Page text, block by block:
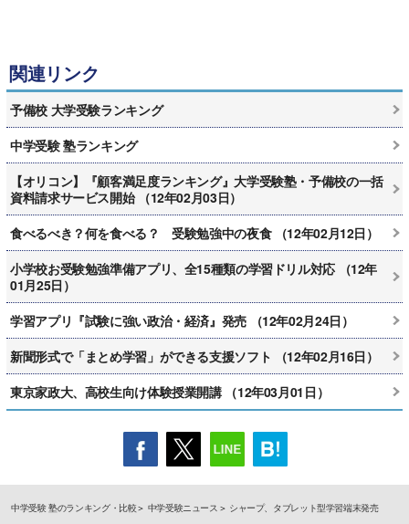
関連リンク
予備校 大学受験ランキング
中学受験 塾ランキング
【オリコン】『顧客満足度ランキング』大学受験塾・予備校の一括
資料請求サービス開始 （12年02月03日）
食べるべき？何を食べる？ 受験勉強中の夜食 （12年02月12日）
小学校お受験勉強準備アプリ、全15種類の学習ドリル対応 （12年
01月25日）
学習アプリ『試験に強い政治・経済』発売 （12年02月24日）
新聞形式で「まとめ学習」ができる支援ソフト （12年02月16日）
東京家政大、高校生向け体験授業開講 （12年03月01日）
中学受験 塾のランキング・比較 中学受験ニュース シャープ、タブレット型学習端末発売